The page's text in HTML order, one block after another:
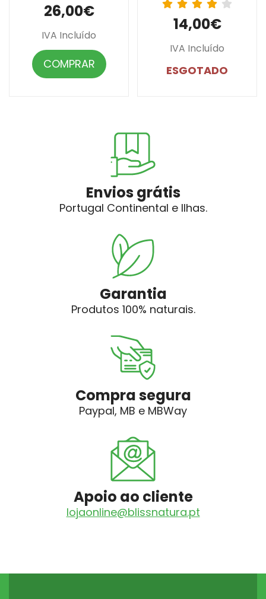
26,00€
IVA Incluído
COMPRAR
14,00€
IVA Incluído
ESGOTADO
Envios grátis
Portugal Continental e Ilhas.
Garantia
Produtos 100% naturais.
Compra segura
Paypal, MB e MBWay
Apoio ao cliente
lojaonline@blissnatura.pt